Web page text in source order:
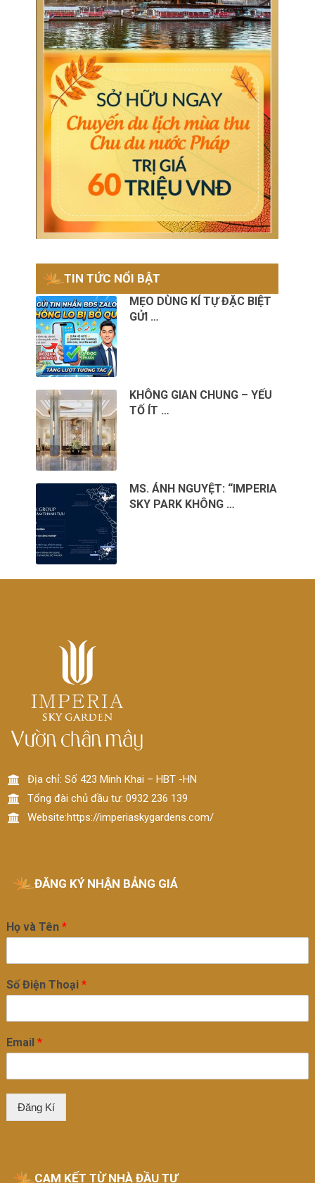
TIN TỨC NỔI BẬT
MẸO DÙNG KÍ TỰ ĐẶC BIỆT
GỬI …
KHÔNG GIAN CHUNG – YẾU
TỐ ÍT …
MS. ÁNH NGUYỆT: “IMPERIA
SKY PARK KHÔNG …
Địa chỉ: Số 423 Minh Khai – HBT -HN
Tổng đài chủ đầu tư: 0932 236 139
Website:https://imperiaskygardens.com/
ĐĂNG KÝ NHẬN BẢNG GIÁ
Họ và Tên *
Số Điện Thoại *
Email *
Đăng Kí
CAM KẾT TỪ NHÀ ĐẦU TƯ